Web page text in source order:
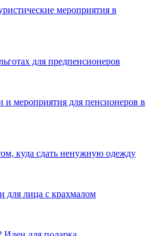
мероприятия в
для предпенсионеров
мероприятия для пенсионеров в
куда сдать ненужную одежду
для лица с крахмалом